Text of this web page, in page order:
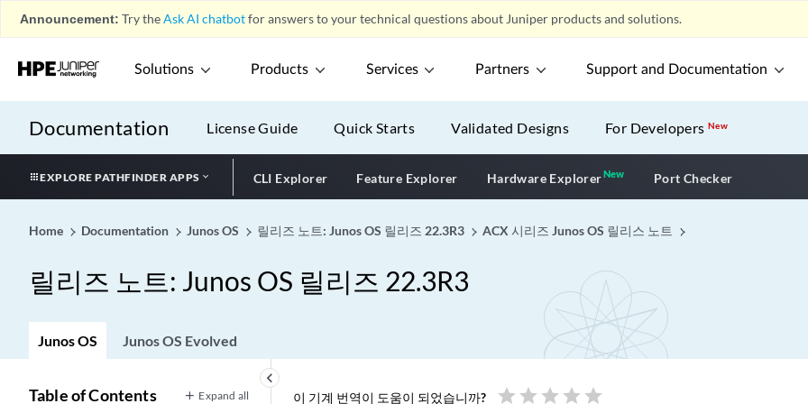
Announcement: Try theAsk AI chatbotfor answers to your technical questions about Juniper products and solutions.
Solutions Products Services Partners Support and Documentation
Documentation License Guide Quick Starts Validated Designs For DevelopersNew
EXPLORE PATHFINDER APPS CLI Explorer Feature Explorer Hardware ExplorerNewNew application
Port Checker
Home Documentation Junos OS 릴리즈 노트: Junos OS 릴리즈 22.3R3 ACX 시리즈 Junos OS 릴리스 노트
릴리즈 노트: Junos OS 릴리즈 22.3R3
Junos OS Junos OS Evolved
keyboard_arrow_left
Table of Contents Expand all 이 기계 번역이 도움이 되었습니까? star star star star star